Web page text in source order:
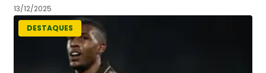
13/12/2025
DESTAQUES